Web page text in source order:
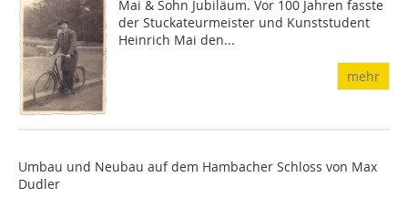
Mai & Sohn Jubiläum. Vor 100 Jahren fasste
der Stuckateurmeister und Kunststudent
Heinrich Mai den...
mehr
Umbau und Neubau auf dem Hambacher Schloss von Max
Dudler